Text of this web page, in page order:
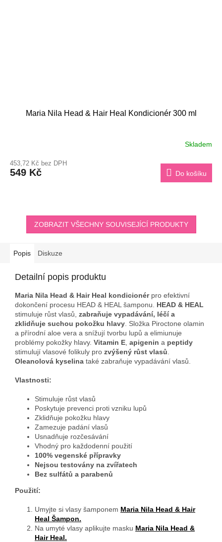
Maria Nila Head & Hair Heal Kondicionér 300 ml
Skladem
453,72 Kč bez DPH
549 Kč Do košíku
ZOBRAZIT VŠECHNY SOUVISEJÍCÍ PRODUKTY
Popis Diskuze
Detailní popis produktu
Maria Nila Head & Hair Heal kondicionérpro efektivní
dokončení procesu HEAD & HEAL šamponu. HEAD & HEAL
stimuluje růst vlasů, zabraňuje vypadávání, léčí a
zklidňuje suchou pokožku hlavy . Složka Piroctone olamin
a přírodní aloe vera a snížují tvorbu lupů a elimiunuje
problémy pokožky hlavy. Vitamin E apigenin a peptidy
stimulují vlasové folikuly pro zvýšený růst vlasů
Oleanolová kyselina také zabraňuje vypadávání vlasů.
Vlastnosti:
Stimuluje růst vlasů
Poskytuje prevenci proti vzniku lupů
Zklidňuje pokožku hlavy
Zamezuje padání vlasů
Usnadňuje rozčesávání
Vhodný pro každodenní použití
100% vegenské přípravky
Nejsou testovány na zvířatech
Bez sulfátů a parabenů
Použití:
Umyjte si vlasy šamponem Maria Nila Head & Hair
Heal Šampon.
Na umyté vlasy aplikujte masku Maria Nila Head &
Hair Heal.